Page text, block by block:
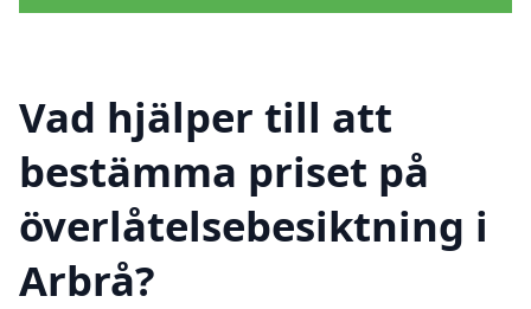
Vad hjälper till att
bestämma priset på
överlåtelsebesiktning i
Arbrå?